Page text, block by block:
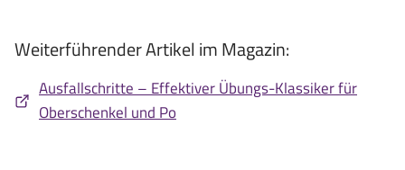
Weiterführender Artikel im Magazin:
Ausfallschritte – Effektiver Übungs-Klassiker für
Oberschenkel und Po